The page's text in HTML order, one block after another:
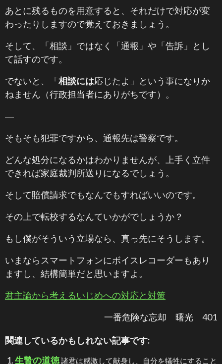
あとに残るものを用意すると、それだけで対応が変
わったりしますので覚えておきましょう。
そして、「相談」ではなく「通報」や「告訴」とし
て話すのです。
でないと、「相談には応じたよ」という事になりか
ねません（行政担当者にありがちです）。
―
そもそも犯罪ですから、通報先は警察です。
どんな処分になるかはわかりませんが、上手く立件
できれば家庭裁判所送りになるでしょう。
そして賠償請求でもなんでもすればいいのです。
その上で転校するなんていかがでしょうか？
もし僕がそういう立場なら、真っ先にそうします。
いまならスマートフォンにボイスレコーダーもあり
ますし、結構簡単だと思いますよ。
君主論から考えるいじめへの対応と対策
一番危険な忘却 曙光 401
関連しているかもしれない記事です:
生贄の道徳諸君は感激して献身し、自分を犠牲にすること